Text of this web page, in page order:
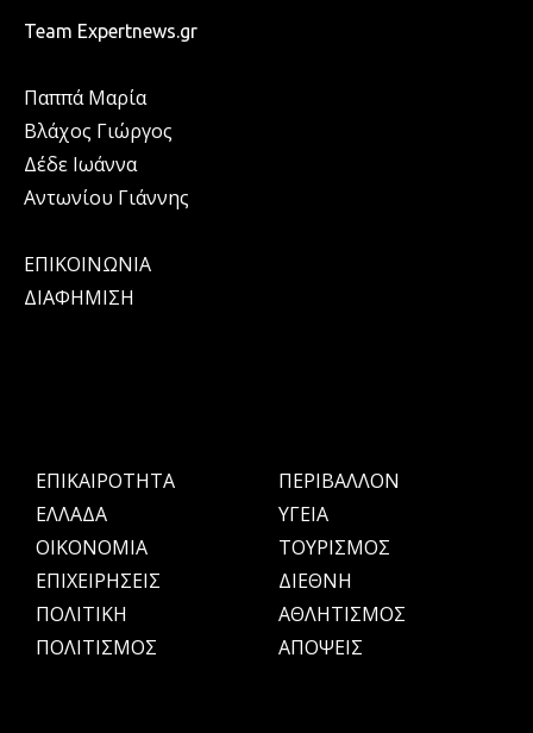
Team Expertnews.gr
Παππά Μαρία
Βλάχος Γιώργος
Δέδε Ιωάννα
Αντωνίου Γιάννης
ΕΠΙΚΟΙΝΩΝΙΑ
ΔΙΑΦΗΜΙΣΗ
ΕΠΙΚΑΙΡΟΤΗΤΑ
ΕΛΛΑΔΑ
OIKONOMIA
ΕΠΙΧΕΙΡΗΣΕΙΣ
ΠΟΛΙΤΙΚΗ
ΠΟΛΙΤΙΣΜΟΣ
ΠΕΡΙΒΑΛΛΟΝ
ΥΓΕΙΑ
ΤΟΥΡΙΣΜΟΣ
ΔΙΕΘΝΗ
ΑΘΛΗΤΙΣΜΟΣ
ΑΠΟΨΕΙΣ